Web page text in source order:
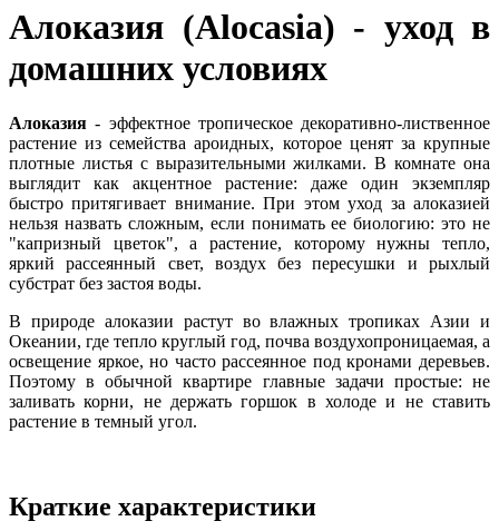
Алоказия (Alocasia) - уход в
домашних условиях
Алоказия - эффектное тропическое декоративно-лиственное
растение из семейства ароидных, которое ценят за крупные
плотные листья с выразительными жилками. В комнате она
выглядит как акцентное растение: даже один экземпляр
быстро притягивает внимание. При этом уход за алоказией
нельзя назвать сложным, если понимать ее биологию: это не
"капризный цветок", а растение, которому нужны тепло,
яркий рассеянный свет, воздух без пересушки и рыхлый
субстрат без застоя воды.
В природе алоказии растут во влажных тропиках Азии и
Океании, где тепло круглый год, почва воздухопроницаемая, а
освещение яркое, но часто рассеянное под кронами деревьев.
Поэтому в обычной квартире главные задачи простые: не
заливать корни, не держать горшок в холоде и не ставить
растение в темный угол.
Краткие характеристики